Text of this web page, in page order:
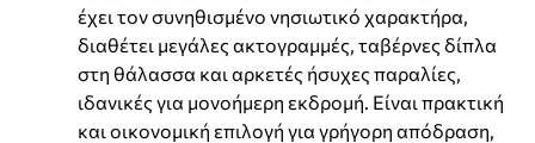
έχει τον συνηθισμένο νησιωτικό χαρακτήρα,
διαθέτει μεγάλες ακτογραμμές, ταβέρνες δίπλα
στη θάλασσα και αρκετές ήσυχες παραλίες,
ιδανικές για μονοήμερη εκδρομή. Είναι πρακτική
και οικονομική επιλογή για γρήγορη απόδραση,